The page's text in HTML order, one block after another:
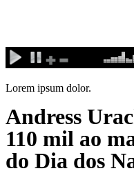
conteúdo
Lorem ipsum dolor.
Andress
110 mil ao
do Dia dos